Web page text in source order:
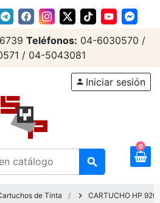
Teléfonos: 04-6030570 /
/ 04-5043081
search
person Iniciar sesión
0
de Tinta chevron_right CARTUCHO HP